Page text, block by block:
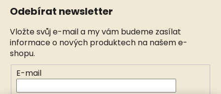
Odebírat newsletter
Vložte svůj e-mail a my vám budeme zasílat
informace o nových produktech na našem e-
shopu.
E-mail